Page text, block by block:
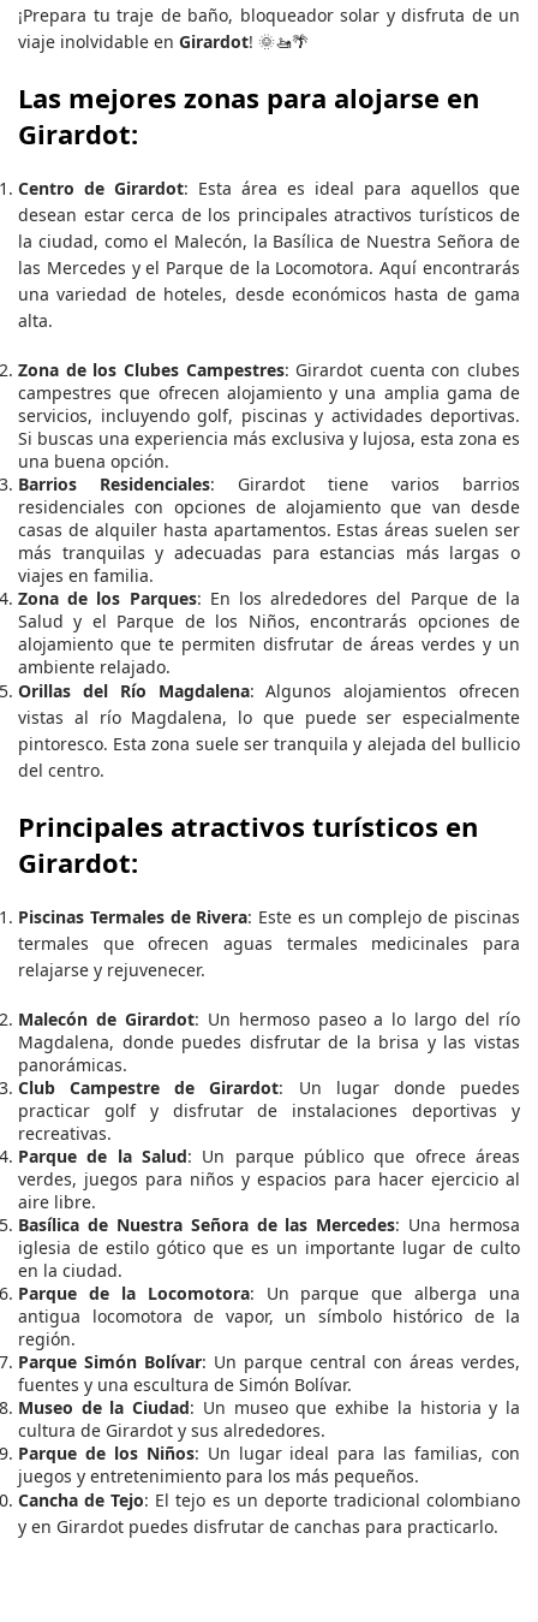
¡Prepara tu traje de baño, bloqueador solar y disfruta de un
viaje inolvidable en Girardot! 🌞🚤🌴
Las mejores zonas para alojarse en
Girardot:
Centro de Girardot: Esta área es ideal para aquellos que
desean estar cerca de los principales atractivos turísticos de
la ciudad, como el Malecón, la Basílica de Nuestra Señora de
las Mercedes y el Parque de la Locomotora. Aquí encontrarás
una variedad de hoteles, desde económicos hasta de gama
alta.
Zona de los Clubes Campestres: Girardot cuenta con clubes
campestres que ofrecen alojamiento y una amplia gama de
servicios, incluyendo golf, piscinas y actividades deportivas.
Si buscas una experiencia más exclusiva y lujosa, esta zona es
una buena opción.
Barrios Residenciales: Girardot tiene varios barrios
residenciales con opciones de alojamiento que van desde
casas de alquiler hasta apartamentos. Estas áreas suelen ser
más tranquilas y adecuadas para estancias más largas o
viajes en familia.
Zona de los Parques: En los alrededores del Parque de la
Salud y el Parque de los Niños, encontrarás opciones de
alojamiento que te permiten disfrutar de áreas verdes y un
ambiente relajado.
Orillas del Río Magdalena: Algunos alojamientos ofrecen
vistas al río Magdalena, lo que puede ser especialmente
pintoresco. Esta zona suele ser tranquila y alejada del bullicio
del centro.
Principales atractivos turísticos en
Girardot:
Piscinas Termales de Rivera: Este es un complejo de piscinas
termales que ofrecen aguas termales medicinales para
relajarse y rejuvenecer.
Malecón de Girardot: Un hermoso paseo a lo largo del río
Magdalena, donde puedes disfrutar de la brisa y las vistas
panorámicas.
Club Campestre de Girardot: Un lugar donde puedes
practicar golf y disfrutar de instalaciones deportivas y
recreativas.
Parque de la Salud: Un parque público que ofrece áreas
verdes, juegos para niños y espacios para hacer ejercicio al
aire libre.
Basílica de Nuestra Señora de las Mercedes: Una hermosa
iglesia de estilo gótico que es un importante lugar de culto
en la ciudad.
Parque de la Locomotora: Un parque que alberga una
antigua locomotora de vapor, un símbolo histórico de la
región.
Parque Simón Bolívar: Un parque central con áreas verdes,
fuentes y una escultura de Simón Bolívar.
Museo de la Ciudad: Un museo que exhibe la historia y la
cultura de Girardot y sus alrededores.
Parque de los Niños: Un lugar ideal para las familias, con
juegos y entretenimiento para los más pequeños.
Cancha de Tejo: El tejo es un deporte tradicional colombiano
y en Girardot puedes disfrutar de canchas para practicarlo.